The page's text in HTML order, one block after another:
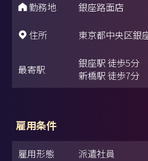
勤務地 銀座路面店
住所 東京都中央区銀
最寄駅
銀座駅 徒歩5分
新橋駅 徒歩7分
雇用条件
雇用形態 派遣社員